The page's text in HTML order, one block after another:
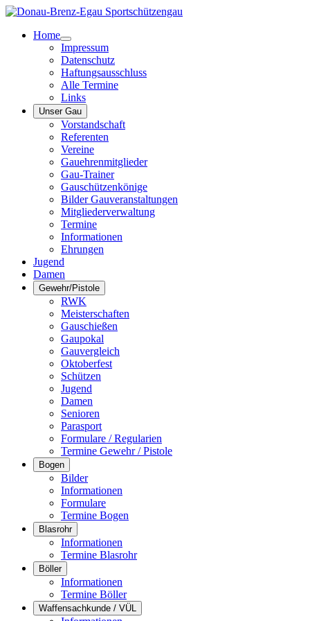
Home
Impressum
Datenschutz
Haftungsausschluss
Alle Termine
Links
Unser Gau
Vorstandschaft
Referenten
Vereine
Gauehrenmitglieder
Gau-Trainer
Gauschützenkönige
Bilder Gauveranstaltungen
Mitgliederverwaltung
Termine
Informationen
Ehrungen
Jugend
Damen
Gewehr/Pistole
RWK
Meisterschaften
Gauschießen
Gaupokal
Gauvergleich
Oktoberfest
Schützen
Jugend
Damen
Senioren
Parasport
Formulare / Regularien
Termine Gewehr / Pistole
Bogen
Bilder
Informationen
Formulare
Termine Bogen
Blasrohr
Informationen
Termine Blasrohr
Böller
Informationen
Termine Böller
Waffensachkunde / VÜL